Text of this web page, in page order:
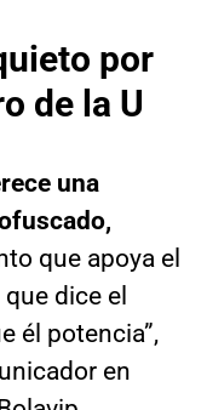
por
de la U
una
que apoya el
dice el
él potencia”,
en